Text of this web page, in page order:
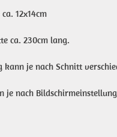
12x14cm
ca. 230cm lang.
kann je nach Schnitt
je nach